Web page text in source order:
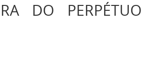
DO PERPÉTUO